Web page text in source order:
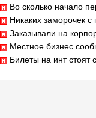
Во сколько начало первых
Никаких заморочек с
Заказывали на
Местное бизнес сообщество
Билеты на инт стоят своих